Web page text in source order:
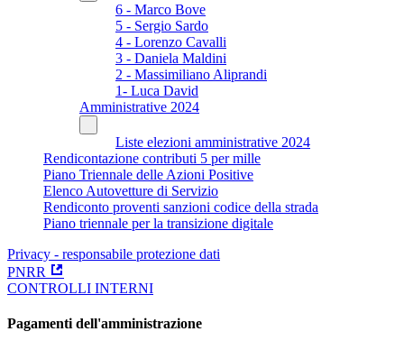
6 - Marco Bove
5 - Sergio Sardo
4 - Lorenzo Cavalli
3 - Daniela Maldini
2 - Massimiliano Aliprandi
1- Luca David
Amministrative 2024
Liste elezioni amministrative 2024
Rendicontazione contributi 5 per mille
Piano Triennale delle Azioni Positive
Elenco Autovetture di Servizio
Rendiconto proventi sanzioni codice della strada
Piano triennale per la transizione digitale
Privacy - responsabile protezione dati
PNRR
CONTROLLI INTERNI
Pagamenti dell'amministrazione